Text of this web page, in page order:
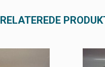
RELATEREDE